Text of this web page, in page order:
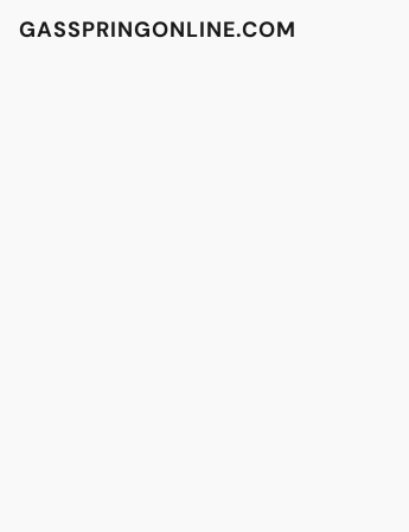
GASSPRINGONLINE.COM